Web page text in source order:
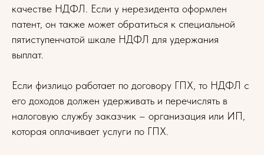
качестве НДФЛ. Если у нерезидента оформлен
патент, он также может обратиться к специальной
пятиступенчатой шкале НДФЛ для удержания
выплат.
Если физлицо работает по договору ГПХ, то НДФЛ с
его доходов должен удерживать и перечислять в
налоговую службу заказчик – организация или ИП,
которая оплачивает услуги по ГПХ.